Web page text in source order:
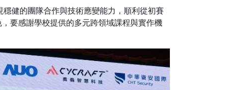
健的團隊合作與技術應變能力，順利從初賽
要感謝學校提供的多元跨領域課程與實作機